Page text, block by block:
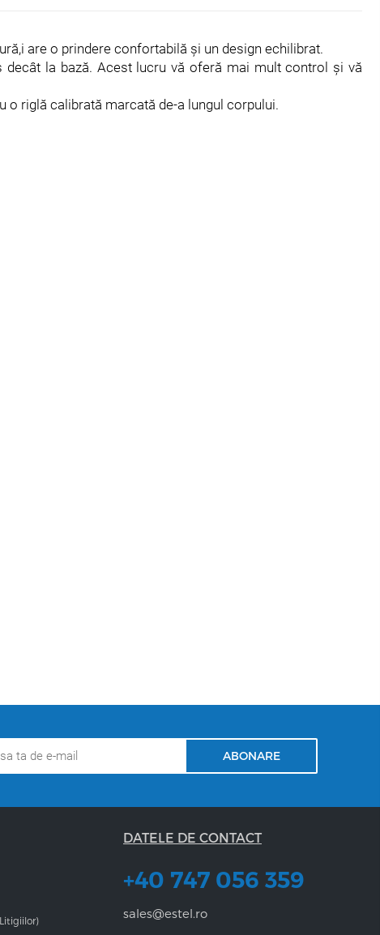
are o prindere confortabilă și un design echilibrat.
la bază. Acest lucru vă oferă mai mult control și vă
o riglă calibrată marcată de-a lungul corpului.
ABONARE
DATELE DE CONTACT
+40 747 056 359
sales@estel.ro